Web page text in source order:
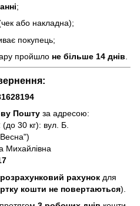
;
або накладна);
покупець;
пройшло не більше 14 днів
Пошту за адресою:
30 кг): вул. Б.
Михайлівна
розрахунковий рахунок для
кошти не повертаються).